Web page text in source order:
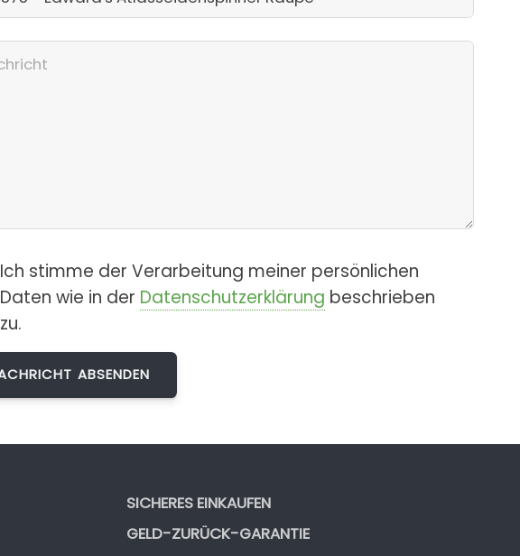
Ich stimme der Verarbeitung meiner persönlichen
Daten wie in der Datenschutzerklärung beschrieben
zu.
SICHERES EINKAUFEN
GELD-ZURÜCK-GARANTIE